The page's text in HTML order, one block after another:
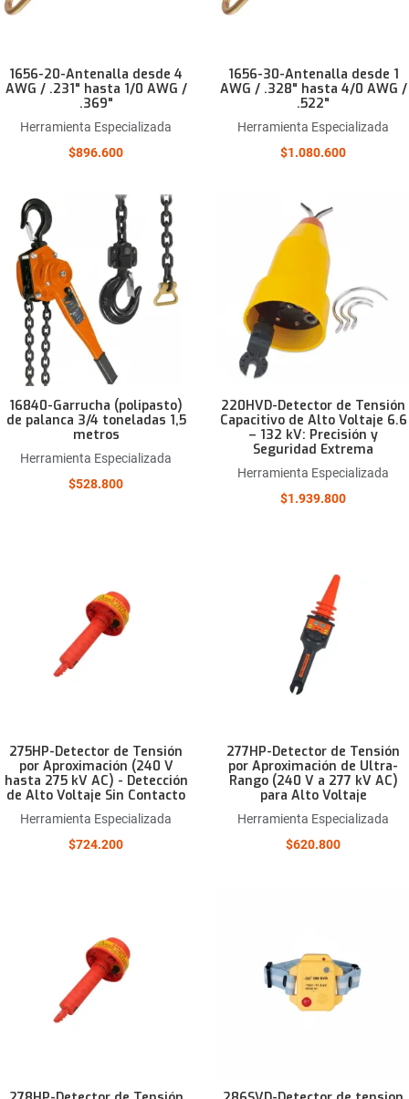
1656-20-Antenalla desde 4
AWG / .231" hasta 1/0 AWG /
.369"
Herramienta Especializada
$896.600
1656-30-Antenalla desde 1
AWG / .328" hasta 4/0 AWG /
.522"
Herramienta Especializada
$1.080.600
Añadir a la lista de deseos
Comparar este producto
Quick View
16840-Garrucha (polipasto)
de palanca 3/4 toneladas 1,5
metros
Herramienta Especializada
$528.800
220HVD-Detector de Tensión
Capacitivo de Alto Voltaje 6.6
– 132 kV: Precisión y
Seguridad Extrema
Herramienta Especializada
$1.939.800
Comparar este producto
275HP-Detector de Tensión
por Aproximación (240 V
hasta 275 kV AC) - Detección
de Alto Voltaje Sin Contacto
Herramienta Especializada
$724.200
277HP-Detector de Tensión
por Aproximación de Ultra-
Rango (240 V a 277 kV AC)
para Alto Voltaje
Herramienta Especializada
$620.800